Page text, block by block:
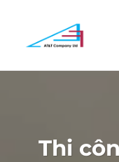
content
Thi